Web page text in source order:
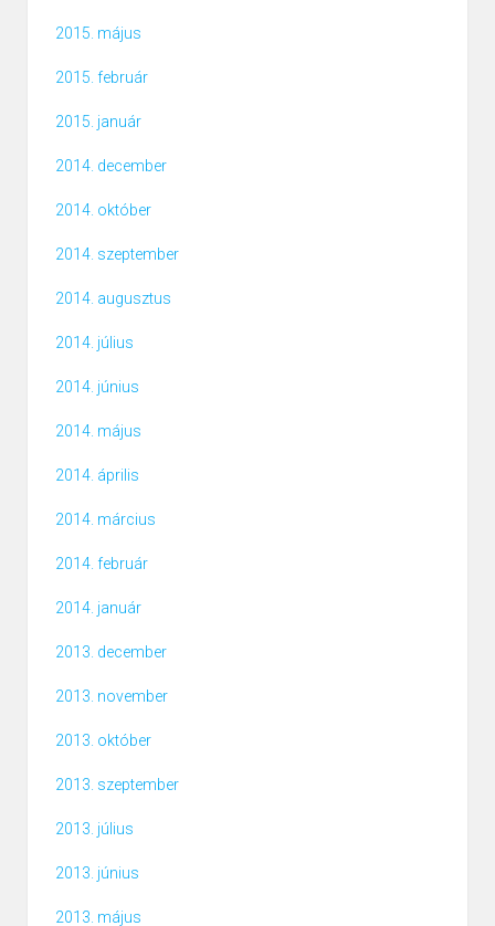
2015. május
2015. február
2015. január
2014. december
2014. október
2014. szeptember
2014. augusztus
2014. július
2014. június
2014. május
2014. április
2014. március
2014. február
2014. január
2013. december
2013. november
2013. október
2013. szeptember
2013. július
2013. június
2013. május